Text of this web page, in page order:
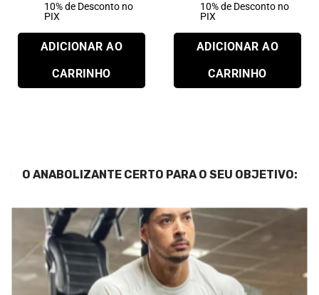
10% de Desconto no
PIX
ADICIONAR AO
CARRINHO
10% de Desconto no
PIX
ADICIONAR AO
CARRINHO
O ANABOLIZANTE CERTO PARA O SEU OBJETIVO: